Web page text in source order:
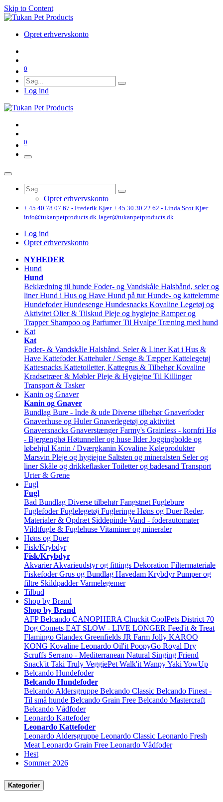
Skip to Content
Opret erhvervskonto
0
Log ind
0
Opret erhvervskonto
+ 45 40 78 07 67 - Frederik Kjær + 45 30 30 22 62 - Linda Scot Kjær
info@tukanpetproducts.dk lager@tukanpetproducts.dk
Log ind
Opret erhvervskonto
NYHEDER
Hund
Hund
Beklædning til hunde Foder- og Vandskåle Halsbånd, seler og
liner Hund i Hus og Have Hund på tur Hunde- og kattelemme
Hundefoder Hundesenge Hundesnacks Kovaline Legetøj og
Aktivitet Olier & Tilskud Pleje og hygiejne Ramper og
Trapper Shampoo og Parfumer Til Hvalpe Træning med hund
Kat
Kat
Foder- & Vandskåle Halsbånd, Seler & Liner Kat i Hus &
Have Kattefoder Kattehuler / Senge & Tæpper Kattelegetøj
Kattesnacks Kattetoiletter, Kattegrus & Tilbehør Kovaline
Kradsetræer & Møbler Pleje & Hygiejne Til Killinger
Transport & Tasker
Kanin og Gnaver
Kanin og Gnaver
Bundlag Bure - Inde & ude Diverse tilbehør Gnaverfoder
Gnaverhuse og Huler Gnaverlegetøj og aktivitet
Gnaversnacks Gnaverstænger Farmy's Grainless - kornfri Hø
- Bjergenghø Høtunneller og huse Ilder Joggingbolde og
løbehjul Kanin / Dværgkanin Kovaline Køleprodukter
Marsvin Pleje og hygiejne Saltsten og mineralsten Seler og
liner Skåle og drikkeflasker Toiletter og badesand Transport
Urter & Grene
Fugl
Fugl
Bad Bundlag Diverse tilbehør Fangstnet Fuglebure
Fuglefoder Fuglelegetøj Fugleringe Høns og Duer Reder,
Materialer & Opdræt Siddepinde Vand - foderautomater
Vildtfugle & Fuglehuse Vitaminer og mineraler
Høns og Duer
Fisk/Krybdyr
Fisk/Krybdyr
Akvarier Akvarieudstyr og fittings Dekoration Filtermateriale
Fiskefoder Grus og Bundlag Havedam Krybdyr Pumper og
filtre Skildpadder Varmelegemer
Tilbud
Shop by Brand
Shop by Brand
AFP Belcando CANOPHERA Chuckit CoolPets District 70
Dog Comets EAT SLOW - LIVE LONGER Feed'it & Treat
Flamingo Glandex Greenfields JR Farm Jolly KAROO
KONG Kovaline Leonardo Oil'it PoopyGo Royal Dry
Scruffs Serrano - Mediterranean Natural Singing Friend
Snack'it Taki Truly VeggiePet Walk'it WanpyYaki YowUp
Belcando Hundefoder
Belcando Hundefoder
Belcando Aldersgruppe Belcando Classic Belcando Finest -
Til små hunde Belcando Grain Free Belcando Mastercraft
Belcando Vådfoder
Leonardo Kattefoder
Leonardo Kattefoder
Leonardo Aldersgruppe Leonardo Classic Leonardo Fresh
Meat Leonardo Grain Free Leonardo Vådfoder
Hest
Sommer 2026
Kategorier